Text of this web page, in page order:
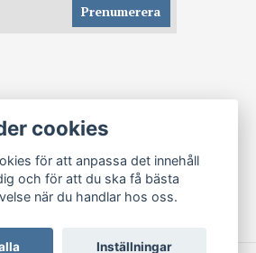
Prenumerera
cookies
för att anpassa det innehåll
och för att du ska få bästa
när du handlar hos oss.
Inställningar